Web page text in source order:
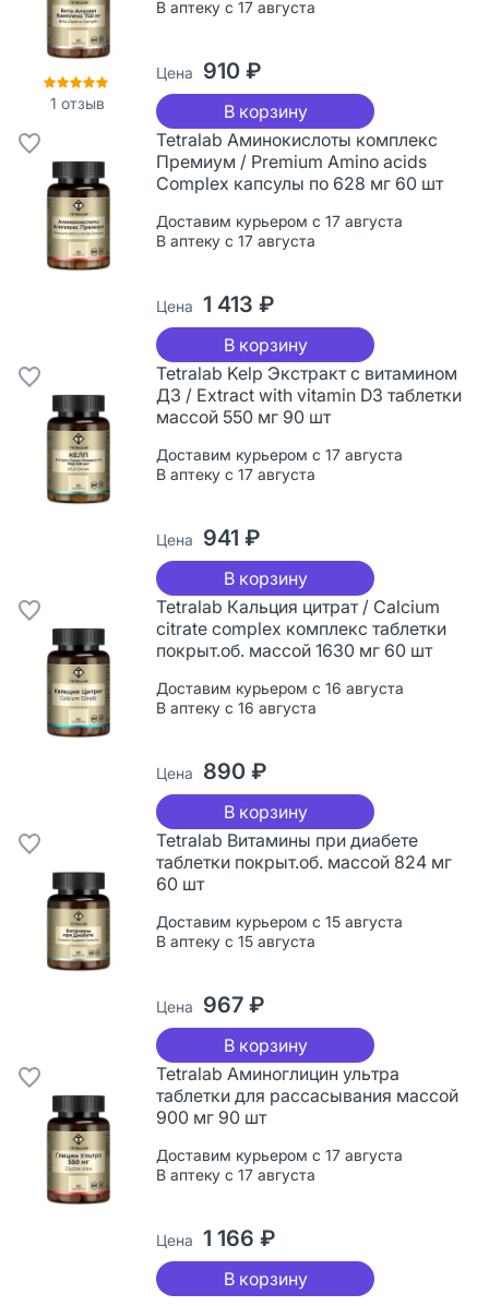
1 отзыв
В аптеку с 17 августа
Цена 910 ₽
В корзину
Tetralab Аминокислоты комплекс
Премиум / Premium Amino acids
Complex капсулы по 628 мг 60 шт
Доставим курьером с 17 августа
В аптеку с 17 августа
Цена 1 413 ₽
В корзину
Tetralab Kelp Экстракт с витамином
Д3 / Extract with vitamin D3 таблетки
массой 550 мг 90 шт
Доставим курьером с 17 августа
В аптеку с 17 августа
Цена 941 ₽
В корзину
Tetralab Кальция цитрат / Calcium
citrate complex комплекс таблетки
покрыт.об. массой 1630 мг 60 шт
Доставим курьером с 16 августа
В аптеку с 16 августа
Цена 890 ₽
В корзину
Tetralab Витамины при диабете
таблетки покрыт.об. массой 824 мг
60 шт
Доставим курьером с 15 августа
В аптеку с 15 августа
Цена 967 ₽
В корзину
Tetralab Аминоглицин ультра
таблетки для рассасывания массой
900 мг 90 шт
Доставим курьером с 17 августа
В аптеку с 17 августа
Цена 1 166 ₽
В корзину